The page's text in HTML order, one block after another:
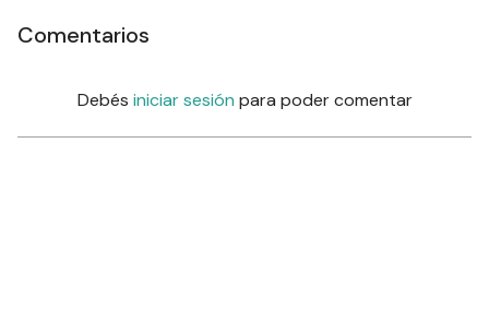
Comentarios
Debés iniciar sesión para poder comentar